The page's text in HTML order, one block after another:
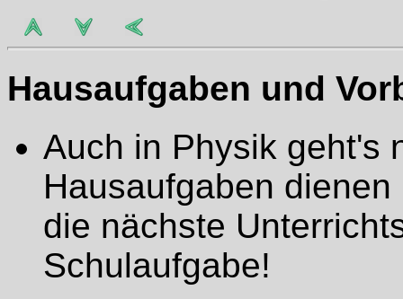
Hausaufgaben und
Auch in Physik geht's
Hausaufgaben
die nächste
Schulaufgabe!